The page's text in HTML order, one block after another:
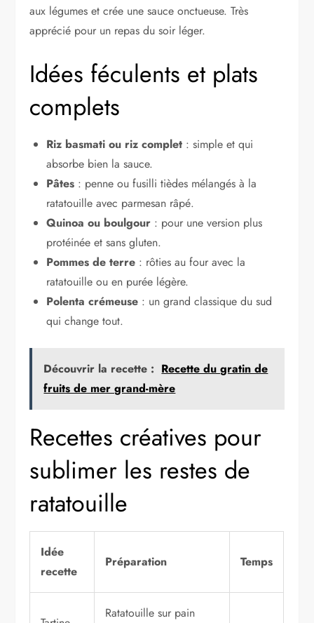
aux légumes et crée une sauce onctueuse. Très
apprécié pour un repas du soir léger.
Idées féculents et plats
complets
Riz basmati ou riz complet : simple et qui
absorbe bien la sauce.
Pâtes : penne ou fusilli tièdes mélangés à la
ratatouille avec parmesan râpé.
Quinoa ou boulgour : pour une version plus
protéinée et sans gluten.
Pommes de terre : rôties au four avec la
ratatouille ou en purée légère.
Polenta crémeuse : un grand classique du sud
qui change tout.
Découvrir la recette : Recette du gratin de
fruits de mer grand-mère
Recettes créatives pour
sublimer les restes de
ratatouille
Idée
recette
Préparation Temps
Ratatouille sur pain